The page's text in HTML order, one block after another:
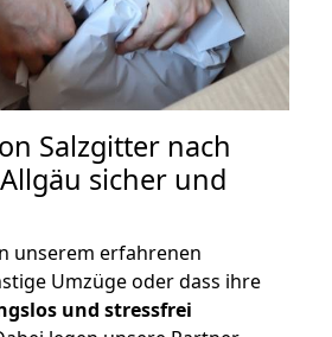
Salzgitter nach
sicher und
unserem erfahrenen
Umzüge oder dass ihre
und stressfrei